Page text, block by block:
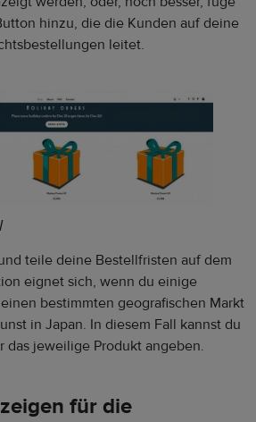
hinzu, die die Kunden auf deine
leitet.
teile deine Bestellfristen auf dem
eignet sich, wenn du einige
bestimmten geografischen Markt
in Japan. In diesem Fall kannst du
das jeweilige Produkt angeben.
für die